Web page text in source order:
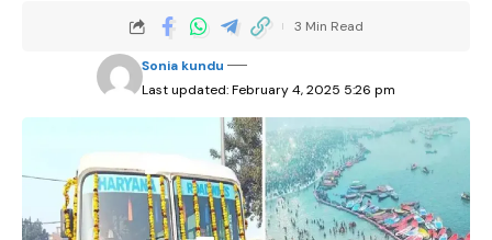
Last updated: February 4, 2025 5:26 pm
Sonia kundu
3 Min Read